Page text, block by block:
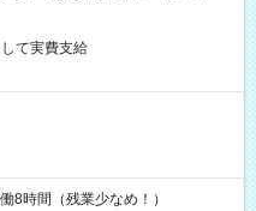
有）
て実費支給
8時間（残業少なめ！）